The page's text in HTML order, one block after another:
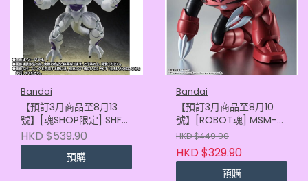
Bandai
【預訂3月商品至8月13
號】[魂SHOP限定] SHF
菲利 力量全開形態 -戰損
版- (4580886840151)
HKD $539.90
預購
Bandai
【預訂3月商品至8月10
號】[ROBOT魂] MSM-
07S 馬沙專用魔蟹 ver.
A.N.I.M.E. (2027年版)
(4580886842469)
HKD $449.90
HKD $329.90
預購